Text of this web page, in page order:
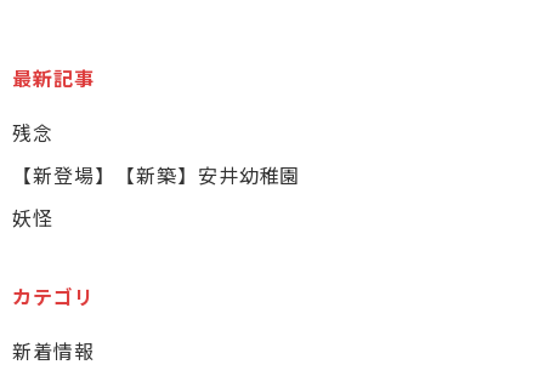
最新記事
残念
【新登場】【新築】安井幼稚園
妖怪
カテゴリ
新着情報